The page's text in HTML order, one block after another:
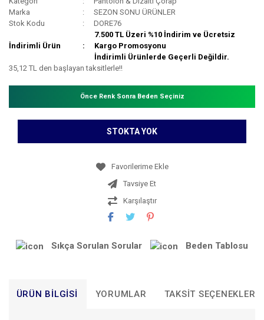
Marka
SEZON SONU ÜRÜNLER
Stok Kodu
DORE76
İndirimli Ürün
7.500 TL Üzeri %10 İndirim ve Ücretsiz
Kargo Promosyonu
İndirimli Ürünlerde Geçerli Değildir.
35,12 TL den başlayan taksitlerle!!
Önce Renk Sonra Beden Seçiniz
STOKTA YOK
Tavsiye Et
Karşılaştır
Sıkça Sorulan Sorular Beden Tablosu
ÜRÜN BILGISI YORUMLAR TAKSIT SEÇENEKLERI